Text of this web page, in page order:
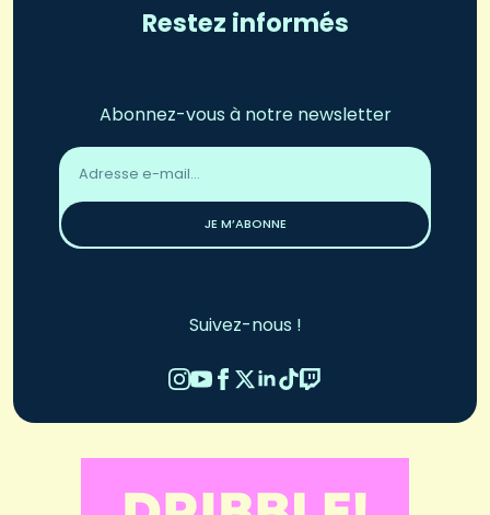
Restez informés
Abonnez-vous à notre newsletter
Adresse
email
JE M’ABONNE
Suivez-nous !